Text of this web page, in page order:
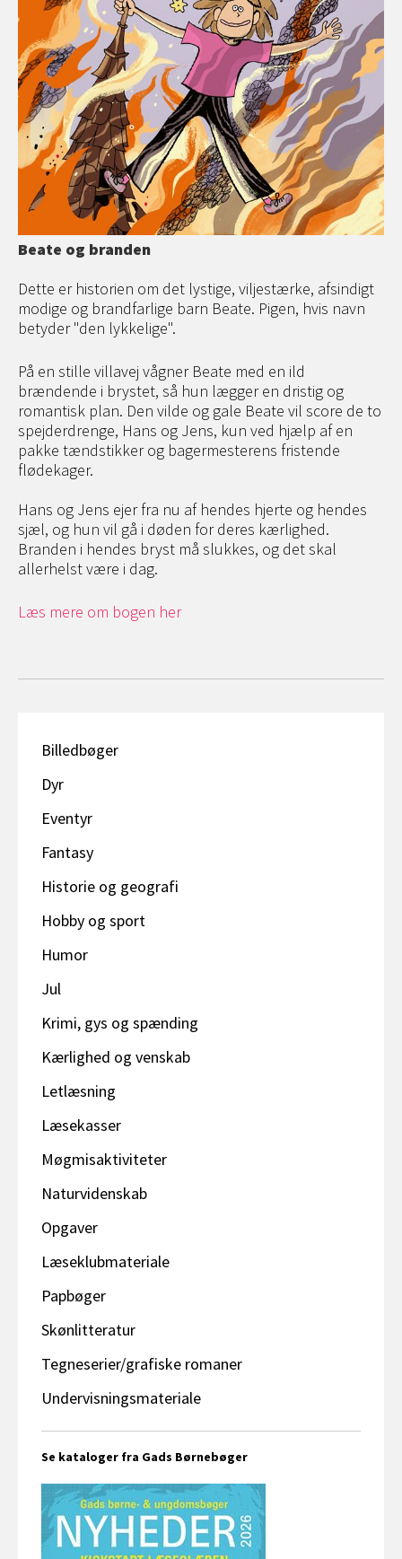
Beate og branden
Dette er historien om det lystige, viljestærke, afsindigt
modige og brandfarlige barn Beate. Pigen, hvis navn
betyder "den lykkelige".
På en stille villavej vågner Beate med en ild
brændende i brystet, så hun lægger en dristig og
romantisk plan. Den vilde og gale Beate vil score de to
spejderdrenge, Hans og Jens, kun ved hjælp af en
pakke tændstikker og bagermesterens fristende
flødekager.
Hans og Jens ejer fra nu af hendes hjerte og hendes
sjæl, og hun vil gå i døden for deres kærlighed.
Branden i hendes bryst må slukkes, og det skal
allerhelst være i dag.
Læs mere om bogen her
Billedbøger
Dyr
Eventyr
Fantasy
Historie og geografi
Hobby og sport
Humor
Jul
Krimi, gys og spænding
Kærlighed og venskab
Letlæsning
Læsekasser
Møgmisaktiviteter
Naturvidenskab
Opgaver
Læseklubmateriale
Papbøger
Skønlitteratur
Tegneserier/grafiske romaner
Undervisningsmateriale
Se kataloger fra Gads Børnebøger